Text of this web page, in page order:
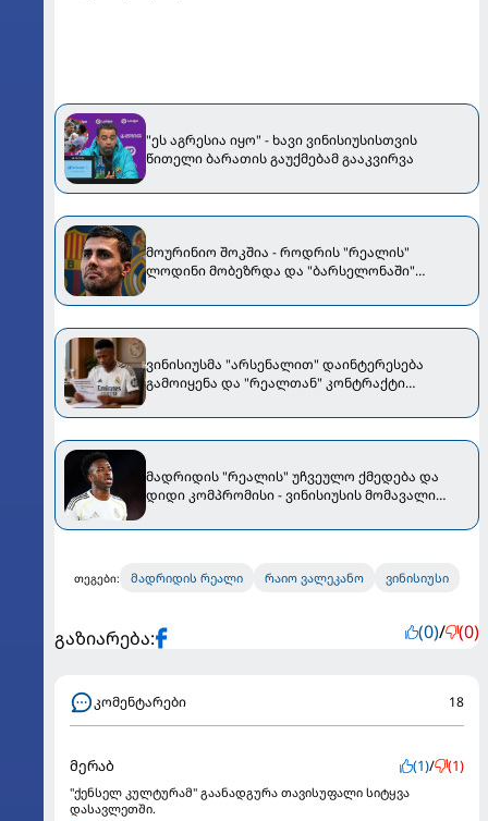
"ეს აგრესია იყო" - ხავი ვინისიუსისთვის
წითელი ბარათის გაუქმებამ გააკვირვა
მოურინიო შოკშია - როდრის "რეალის"
ლოდინი მობეზრდა და "ბარსელონაში"
ვინისიუსმა "არსენალით" დაინტერესება
გამოიყენა და "რეალთან" კონტრაქტი
მადრიდის "რეალის" უჩვეულო ქმედება და
დიდი კომპრომისი - ვინისიუსის მომავალი
თეგები: მადრიდის რეალი რაიო ვალეკანო ვინისიუსი
გაზიარება: (0)/ (0)
კომენტარები 18
მერაბ (1)/ (1)
"ქენსელ კულტურამ" გაანადგურა თავისუფალი სიტყვა
დასავლეთში.